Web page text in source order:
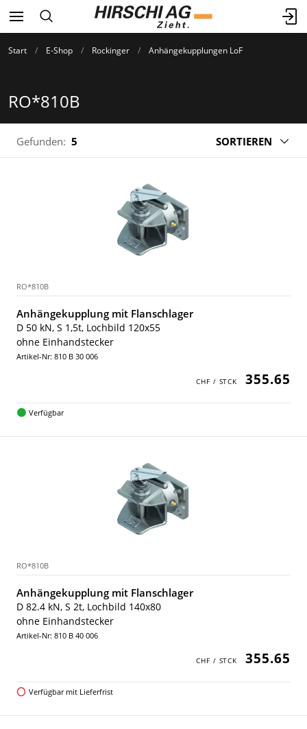
Start E-Shop Rockinger Anhängekupplungen LoF
RO*810B
Gefunden: 5 SORTIEREN
RO*810B
Anhängekupplung mit Flanschlager
D 50 kN, S 1,5t, Lochbild 120x55
ohne Einhandstecker
Artikel-Nr: 810 B 30 006
355.65
Verfügbar
RO*810B
Anhängekupplung mit Flanschlager
D 82.4 kN, S 2t, Lochbild 140x80
ohne Einhandstecker
Artikel-Nr: 810 B 40 006
355.65
Verfügbar mit Lieferfrist